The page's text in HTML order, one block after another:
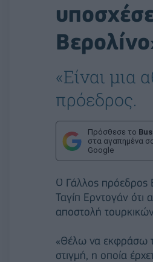
«Είναι μια
πρόεδρος.
Πρόσθεσε το
στα αγαπημένα
Google
Ο Γάλλος πρόεδρος
Ταγίπ Ερντογάν ότι
αποστολή
«Θέλω να εκφράσω
στιγμή, η οποία